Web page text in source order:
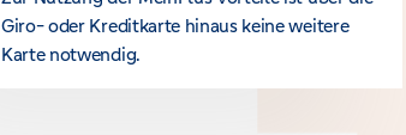
Giro- oder Kreditkarte hinaus keine weitere
Karte notwendig.